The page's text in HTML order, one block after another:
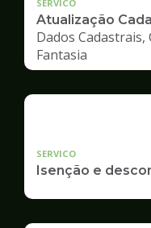
SERVICO
Atualização
Dados Cadastrais,
Fantasia
SERVICO
Isenção e